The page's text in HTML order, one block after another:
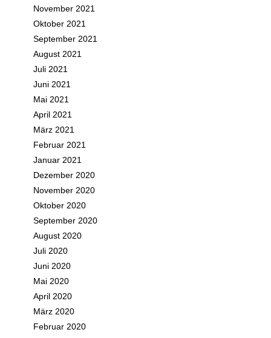
November 2021
Oktober 2021
September 2021
August 2021
Juli 2021
Juni 2021
Mai 2021
April 2021
März 2021
Februar 2021
Januar 2021
Dezember 2020
November 2020
Oktober 2020
September 2020
August 2020
Juli 2020
Juni 2020
Mai 2020
April 2020
März 2020
Februar 2020